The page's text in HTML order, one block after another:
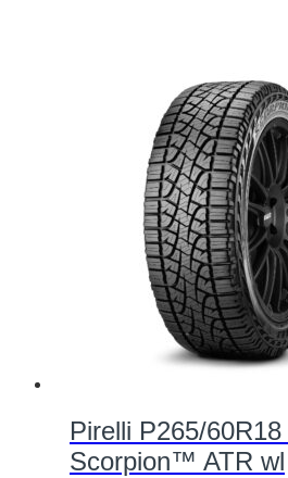
Pirelli P265/60R18
Scorpion™ ATR wl